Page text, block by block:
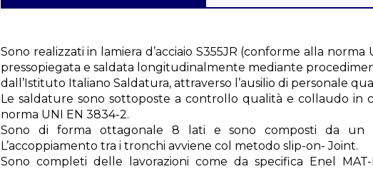
Sono realizzati in lamiera d’acciaio S355JR (conforme alla norma
pressopiegata e saldata longitudinalmente mediante
dall’Istituto Italiano Saldatura, attraverso l’ausilio di personale
Le saldature sono sottoposte a controllo qualità e collaudo in
norma UNI EN 3834-2.
Sono di forma ottagonale 8 lati e sono composti da un
L’accoppiamento tra i tronchi avviene col metodo slip-on- Joint.
Sono completi delle lavorazioni come da specifica Enel MAT-